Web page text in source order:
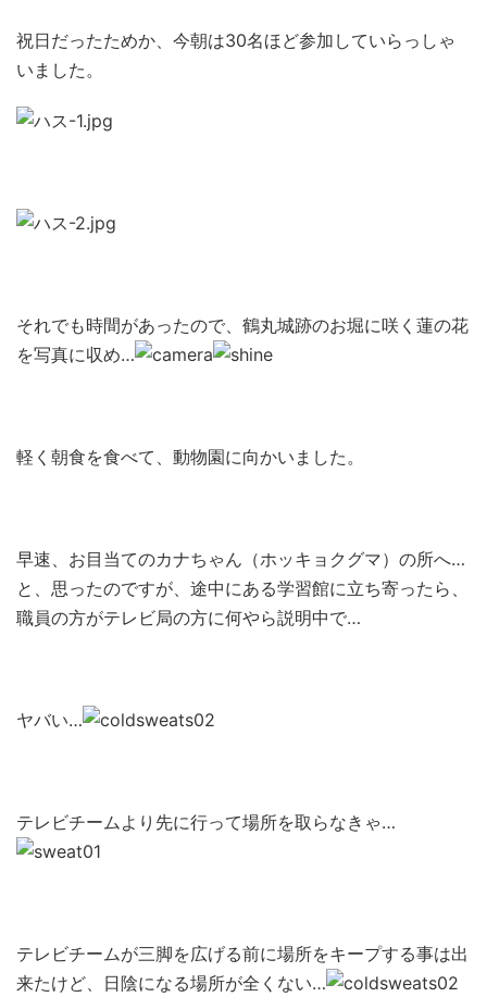
祝日だったためか、今朝は30名ほど参加していらっしゃ
いました。
それでも時間があったので、鶴丸城跡のお堀に咲く蓮の花
を写真に収め…
軽く朝食を食べて、動物園に向かいました。
早速、お目当てのカナちゃん（ホッキョクグマ）の所へ…
と、思ったのですが、途中にある学習館に立ち寄ったら、
職員の方がテレビ局の方に何やら説明中で…
ヤバい…
テレビチームより先に行って場所を取らなきゃ…
テレビチームが三脚を広げる前に場所をキープする事は出
来たけど、日陰になる場所が全くない…